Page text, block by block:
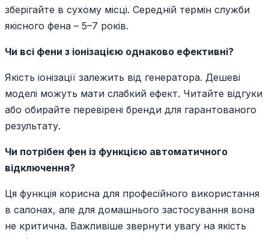
зберігайте в сухому місці. Середній термін служби
якісного фена – 5–7 років.
Чи всі фени з іонізацією однаково ефективні?
Якість іонізації залежить від генератора. Дешеві
моделі можуть мати слабкий ефект. Читайте відгуки
або обирайте перевірені бренди для гарантованого
результату.
Чи потрібен фен із функцією автоматичного
відключення?
Ця функція корисна для професійного використання
в салонах, але для домашнього застосування вона
не критична. Важливіше звернути увагу на якість